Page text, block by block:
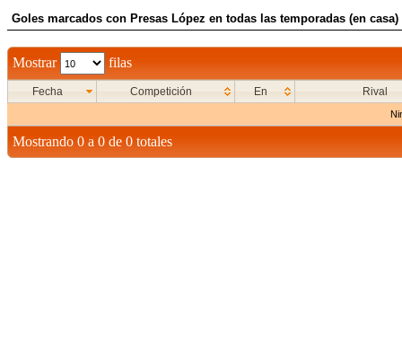
Goles marcados con Presas López en todas las temporadas (en casa)
Mostrar filas
Fecha Competición En Rival
Mostrando 0 a 0 de 0 totales